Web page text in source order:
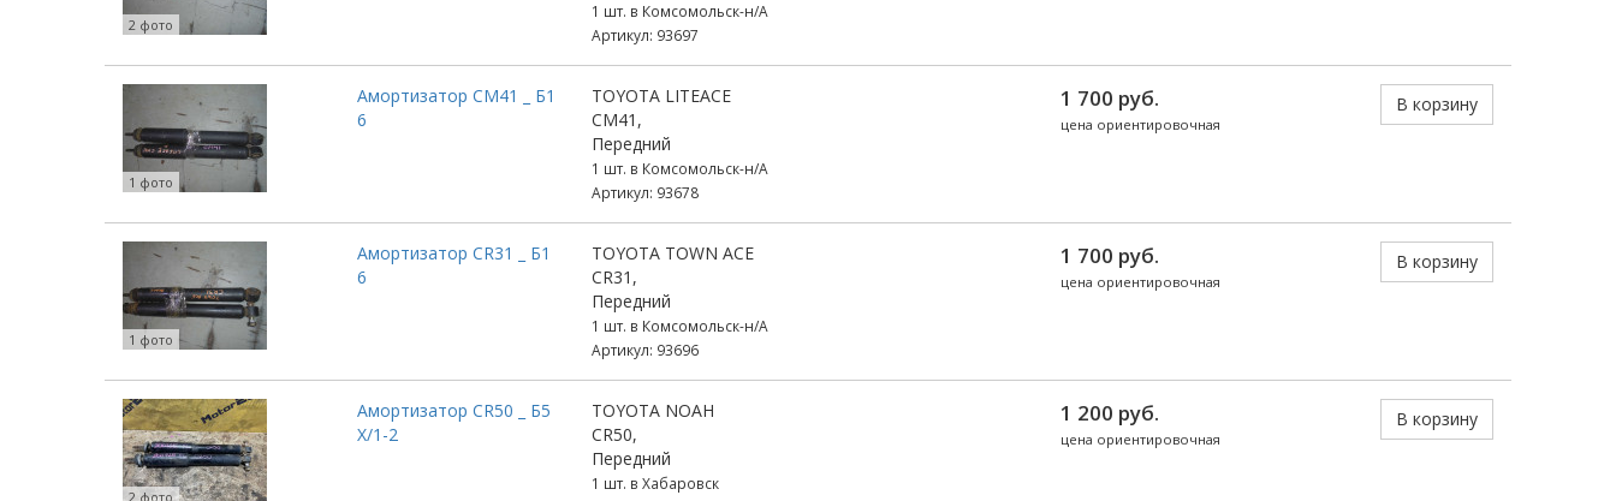
2 фото
1 шт. в Комсомольск-н/А
Артикул: 93697
1 фото
Амортизатор CM41 _ Б1
6
TOYOTA LITEACE
CM41,
Передний
1 шт. в Комсомольск-н/А
Артикул: 93678
1 700 руб. В корзину
цена ориентировочная
1 фото
Амортизатор CR31 _ Б1
6
TOYOTA TOWN ACE
CR31,
Передний
1 шт. в Комсомольск-н/А
Артикул: 93696
1 700 руб. В корзину
цена ориентировочная
2 фото
Амортизатор CR50 _ Б5
Х/1-2
TOYOTA NOAH
CR50,
Передний
1 шт. в Хабаровск
1 200 руб. В корзину
цена ориентировочная